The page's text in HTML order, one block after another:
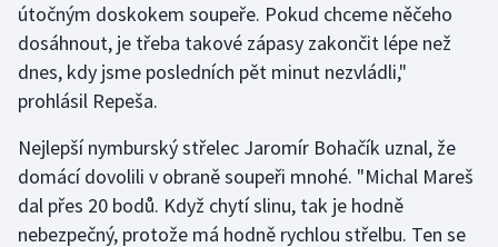
Jezdectví
Judo
Lezení
Lyže a snowboard
útočným doskokem soupeře. Pokud chceme něčeho
dosáhnout, je třeba takové zápasy zakončit lépe než
dnes, kdy jsme posledních pět minut nezvládli,"
prohlásil Repeša.
Nejlepší nymburský střelec Jaromír Bohačík uznal, že
domácí dovolili v obraně soupeři mnohé. "Michal Mareš
dal přes 20 bodů. Když chytí slinu, tak je hodně
nebezpečný, protože má hodně rychlou střelbu. Ten se